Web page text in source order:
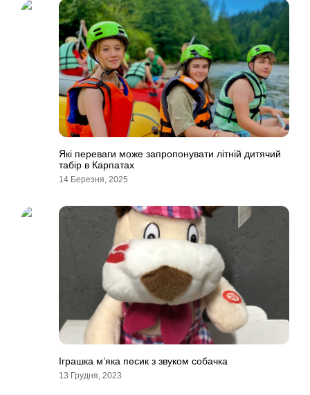
Які переваги може запропонувати літній дитячий
табір в Карпатах
14 Березня, 2025
Іграшка м’яка песик з звуком собачка
13 Грудня, 2023